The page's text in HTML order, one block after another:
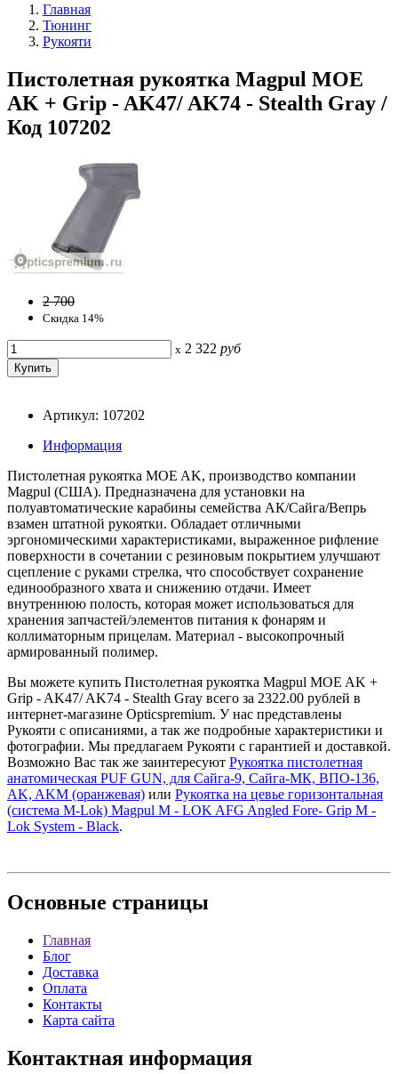
Главная
Тюнинг
Рукояти
Пистолетная рукоятка Magpul MOE
AK + Grip - AK47/ AK74 - Stealth Gray /
Код 107202
2 700
Скидка 14%
x 2 322 руб
Артикул: 107202
Информация
Пистолетная рукоятка MOE AK, производство компании
Magpul (США). Предназначена для установки на
полуавтоматические карабины семейства АК/Сайга/Вепрь
взамен штатной рукоятки. Обладает отличными
эргономическими характеристиками, выраженное рифление
поверхности в сочетании с резиновым покрытием улучшают
сцепление с руками стрелка, что способствует сохранение
единообразного хвата и снижению отдачи. Имеет
внутреннюю полость, которая может использоваться для
хранения запчастей/элементов питания к фонарям и
коллиматорным прицелам. Материал - высокопрочный
армированный полимер.
Вы можете купить Пистолетная рукоятка Magpul MOE AK +
Grip - AK47/ AK74 - Stealth Gray всего за 2322.00 рублей в
интернет-магазине Opticspremium. У нас представлены
Рукояти с описаниями, а так же подробные характеристики и
фотографии. Мы предлагаем Рукояти с гарантией и доставкой.
Возможно Вас так же заинтересуют Рукоятка пистолетная
анатомическая PUF GUN, для Сайга-9, Сайга-МК, ВПО-136,
AK, AKM (оранжевая) или Рукоятка на цевье горизонтальная
(система M-Lok) Magpul M - LOK AFG Angled Fore- Grip M -
Lok System - Black.
Основные страницы
Главная
Блог
Доставка
Оплата
Контакты
Карта сайта
Контактная информация